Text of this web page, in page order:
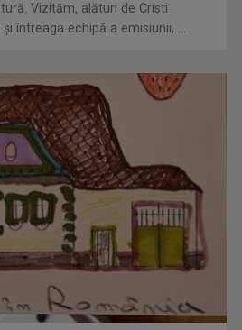
e un vis pe care îl ...
Vizităm, alături de Cristi
întreaga echipă a emisiunii, ...